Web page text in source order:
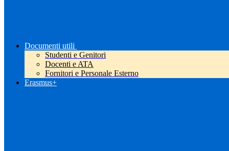
Documenti utili
Studenti e Genitori
Docenti e ATA
Fornitori e Personale Esterno
Erasmus+